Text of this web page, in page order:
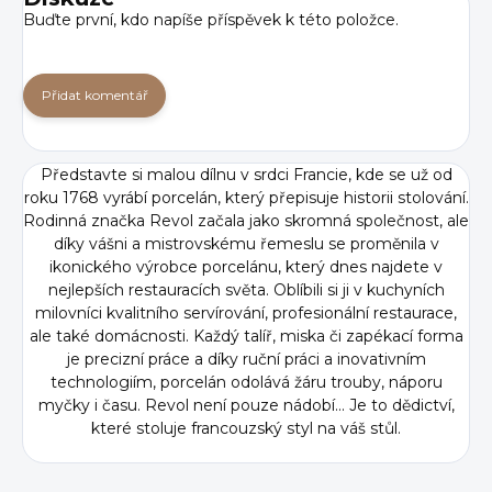
Buďte první, kdo napíše příspěvek k této položce.
Přidat komentář
Představte si malou dílnu v srdci Francie, kde se už od
roku 1768 vyrábí porcelán, který přepisuje historii stolování.
Rodinná značka Revol začala jako skromná společnost, ale
díky vášni a mistrovskému řemeslu se proměnila v
ikonického výrobce porcelánu, který dnes najdete v
nejlepších restauracích světa. Oblíbili si ji v kuchyních
milovníci kvalitního servírování, profesionální restaurace,
ale také domácnosti. Každý talíř, miska či zapékací forma
je precizní práce a díky ruční práci a inovativním
technologiím, porcelán odolává žáru trouby, náporu
myčky i času. Revol není pouze nádobí... Je to dědictví,
které stoluje francouzský styl na váš stůl.